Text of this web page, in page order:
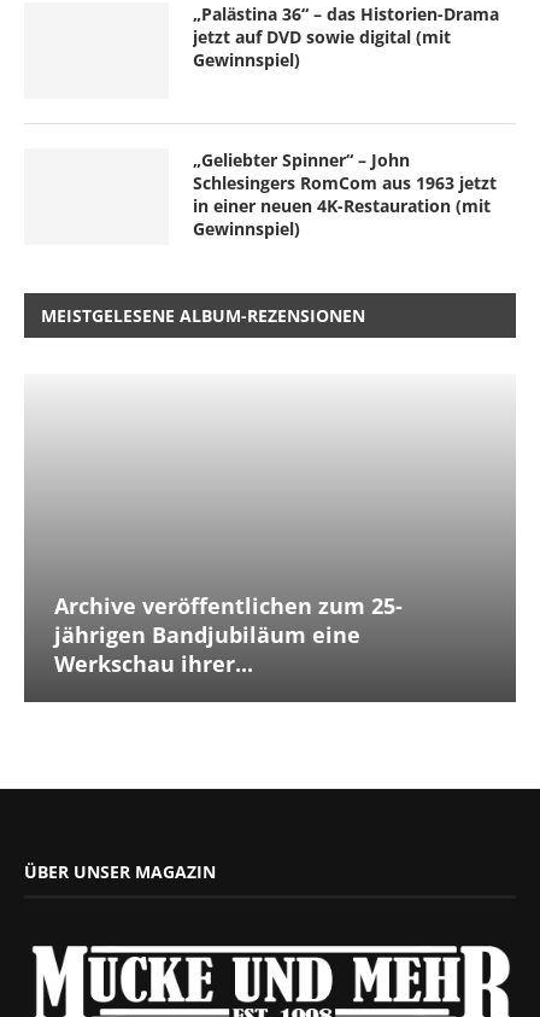
„Palästina 36“ – das Historien-Drama
jetzt auf DVD sowie digital (mit
Gewinnspiel)
„Geliebter Spinner“ – John
Schlesingers RomCom aus 1963 jetzt
in einer neuen 4K-Restauration (mit
Gewinnspiel)
MEISTGELESENE ALBUM-REZENSIONEN
Archive veröffentlichen zum 25-
jährigen Bandjubiläum eine
Werkschau ihrer...
ÜBER UNSER MAGAZIN